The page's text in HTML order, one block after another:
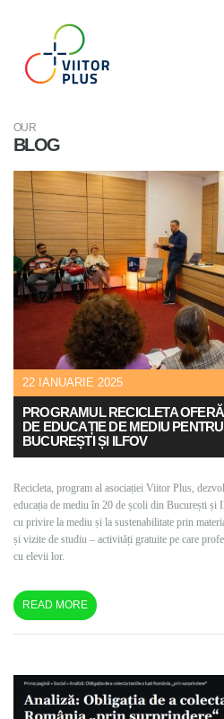
OUR
BLOG
22 IANUARIE 2025
PROGRAMUL RECICLETA
DE EDUCAȚIE DE MEDIU
BUCUREȘTI ȘI ILFOV
Recicleta, program al asociației Viitor Plus,
educația de mediu în 20 de școli din București și
cu privire la mediu și la sustenabilitate prin
și vizite de studiu – activități gratuite pe care
cu elevii lor.
READ MORE